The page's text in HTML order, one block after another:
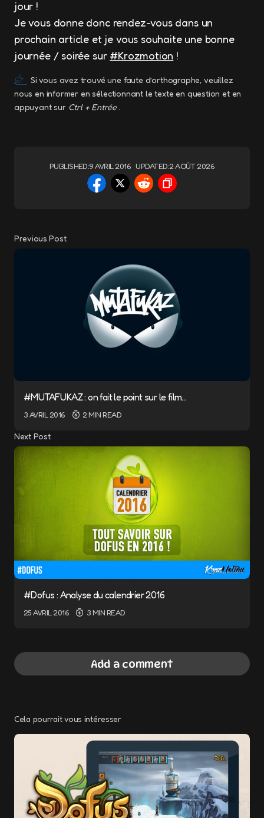
jour !
Je vous donne donc rendez-vous dans un
prochain article et je vous souhaite une bonne
journée / soirée sur #Krozmotion !
Si vous avez trouvé une faute d’orthographe, veuillez
nous en informer en sélectionnant le texte en question et en
appuyant sur Ctrl + Entrée.
PUBLISHED:9 AVRIL 2016 UPDATED:2 AOÛT 2026
Previous Post
#MUTAFUKAZ : on fait le point sur le film…
3 AVRIL 2016 2 MIN READ
Next Post
#Dofus : Analyse du calendrier 2016
25 AVRIL 2016 3 MIN READ
Add a comment
Votre adresse e-mail ne sera pas publiée.
Les champs obligatoires sont indiqués avec
Message*
Cela pourrait vous intéresser